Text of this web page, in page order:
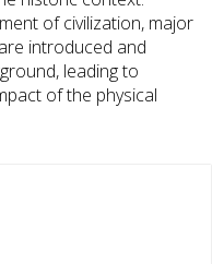
of civilization, major
introduced and
leading to
of the physical